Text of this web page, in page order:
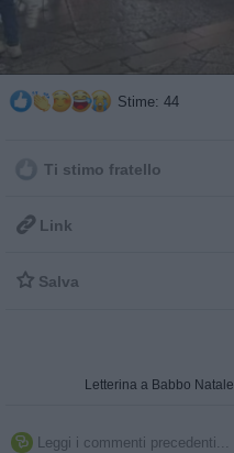
Stime: 44
Ti stimo fratello
 Link
 Salva
Letterina a Babbo Natale
 Leggi i commenti precedenti...